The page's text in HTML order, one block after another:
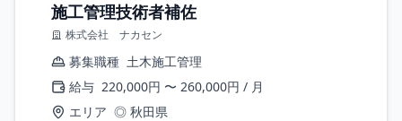
施工管理技術者補佐
株式会社 ナカセン
募集職種 土木施工管理
給与 220,000円 〜 260,000円 / 月
エリア ◎ 秋田県